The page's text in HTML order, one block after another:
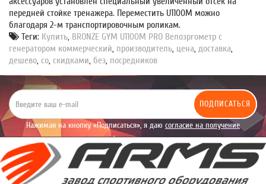
передней стойке тренажера. Переместить U1100M можно
благодаря 2-м транспортировочным роликам.
Теги: Купить, BRONZE GYM U1100M PRO Велоэргометр с
генератором коммерческий, производитель, цена, доставка,
дешево, со, скидками, без, посредников
ПОДПИСАТЬСЯ
Нажимая на кнопку «Подписаться», я даю согласие на получение
уведомлений рекламного характера.